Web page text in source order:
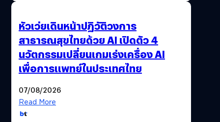
หัวเว่ยเดินหน้าปฏิวัติวงการ
สาธารณสุขไทยด้วย AI เปิดตัว 4
นวัตกรรมเปลี่ยนเกมเร่งเครื่อง AI
เพื่อการแพทย์ในประเทศไทย
07/08/2026
Read More